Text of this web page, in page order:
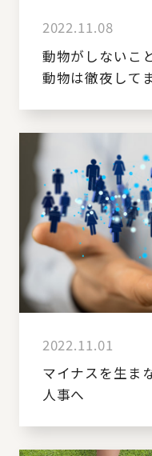
2022.11.08
動物がしないこ
動物は徹夜して
2022.11.01
マイナスを生ま
人事へ